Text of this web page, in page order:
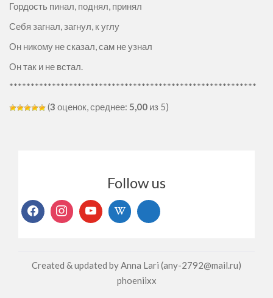
Гордость пинал, поднял, принял
Себя загнал, загнул, к углу
Он никому не сказал, сам не узнал
Он так и не встал.
**********************************************************
(3 оценок, среднее: 5,00 из 5)
Follow us
Created & updated by Anna Lari (any-2792@mail.ru)
phoeniixx